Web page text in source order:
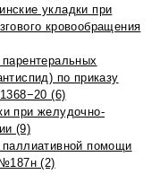
укладки при
кровообращения
по приказу
(6)
при желудочно-
(9)
помощи
(2)